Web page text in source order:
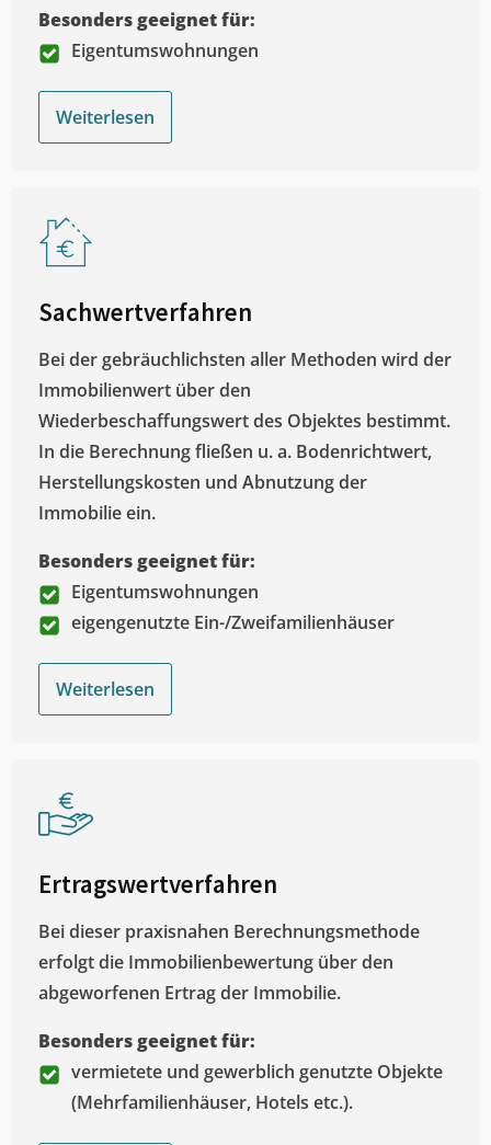
Besonders geeignet für:
Eigentumswohnungen
Weiterlesen
Sachwertverfahren
Bei der gebräuchlichsten aller Methoden wird der
Immobilienwert über den
Wiederbeschaffungswert des Objektes bestimmt.
In die Berechnung fließen u. a. Bodenrichtwert,
Herstellungskosten und Abnutzung der
Immobilie ein.
Besonders geeignet für:
Eigentumswohnungen
eigengenutzte Ein-/Zweifamilienhäuser
Weiterlesen
Ertragswertverfahren
Bei dieser praxisnahen Berechnungsmethode
erfolgt die Immobilienbewertung über den
abgeworfenen Ertrag der Immobilie.
Besonders geeignet für:
vermietete und gewerblich genutzte Objekte
(Mehrfamilienhäuser, Hotels etc.).